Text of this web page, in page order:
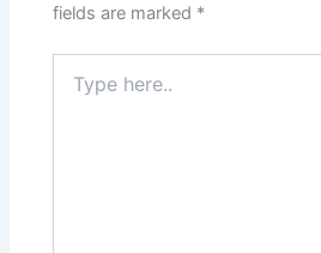
fields are marked *
here..